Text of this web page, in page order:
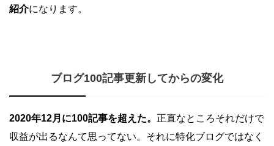
紹介になります。
ブログ100記事更新してからの変化
2020年12月に100記事を超えた。 正直なところそれだけで
収益が出るなんて思ってない。それに特化ブログではなく